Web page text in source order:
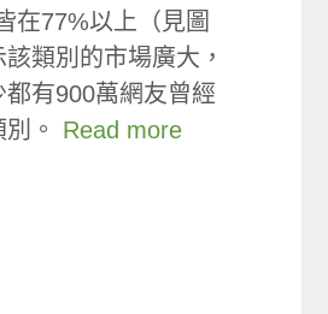
在77%以上（見圖
類別的市場廣大，
都有900萬網友曾經
。 Read more